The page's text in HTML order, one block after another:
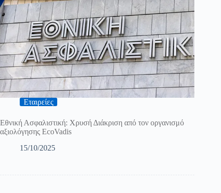
Εταιρείες
Εθνική Ασφαλιστική: Χρυσή Διάκριση από τον οργανισμό
αξιολόγησης EcoVadis
15/10/2025